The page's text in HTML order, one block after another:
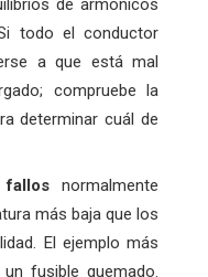
de armónicos
todo el conductor
a que está mal
compruebe la
determinar cuál de
normalmente
más baja que los
El ejemplo más
fusible quemado.